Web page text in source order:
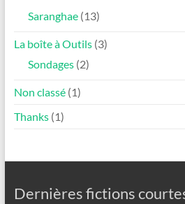
Saranghae(13)
La boîte à Outils(3)
Sondages(2)
Non classé(1)
Thanks(1)
Dernières fictions